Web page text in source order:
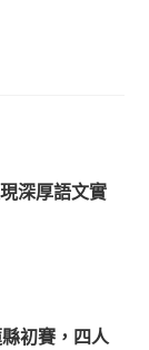
深厚語文實
初賽，四人